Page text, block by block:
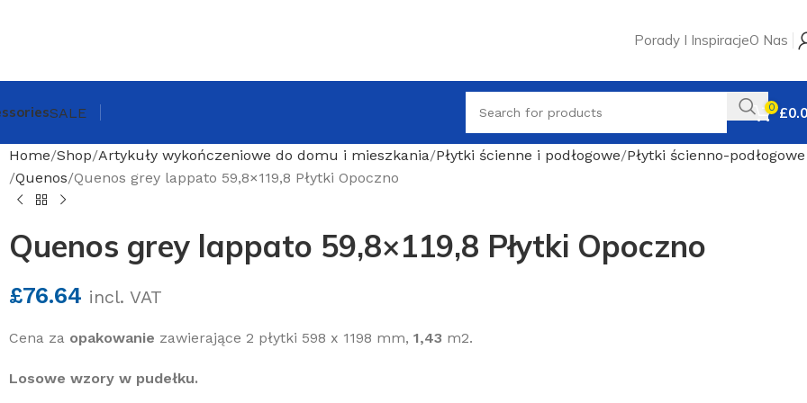
Porady I InspiracjeO Nas
SALE 0 £
Home Shop Artykuły wykończeniowe do domu i mieszkania Płytki ścienne i podłogowe Płytki ścienno-podłogowe
Quenos Quenos grey lappato 59,8×119,8 Płytki Opoczno
Quenos grey lappato 59,8×119,8 Płytki Opoczno
£76.64 incl. VAT
Cena za opakowanie zawierające 2 płytki 598 x 1198 mm, 1,43 m2.
Losowe wzory w pudełku.